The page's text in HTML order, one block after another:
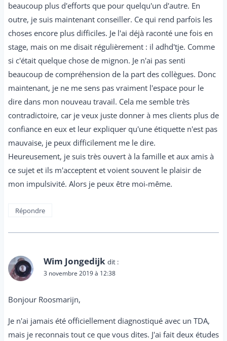
beaucoup plus d'efforts que pour quelqu'un d'autre. En
outre, je suis maintenant conseiller. Ce qui rend parfois les
choses encore plus difficiles. Je l'ai déjà raconté une fois en
stage, mais on me disait régulièrement : il adhd'tje. Comme
si c'était quelque chose de mignon. Je n'ai pas senti
beaucoup de compréhension de la part des collègues. Donc
maintenant, je ne me sens pas vraiment l'espace pour le
dire dans mon nouveau travail. Cela me semble très
contradictoire, car je veux juste donner à mes clients plus de
confiance en eux et leur expliquer qu'une étiquette n'est pas
mauvaise, je peux difficilement me le dire.
Heureusement, je suis très ouvert à la famille et aux amis à
ce sujet et ils m'acceptent et voient souvent le plaisir de
mon impulsivité. Alors je peux être moi-même.
Répondre
Wim Jongedijk dit :
3 novembre 2019 à 12:38
Bonjour Roosmarijn,
Je n'ai jamais été officiellement diagnostiqué avec un TDA,
mais je reconnais tout ce que vous dites. J'ai fait deux études